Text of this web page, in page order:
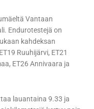
Vantaan
Endurotestejä on
kahdeksan
Ruuhijärvi, ET21
ET26 Annivaara ja
lauantaina 9.33 ja